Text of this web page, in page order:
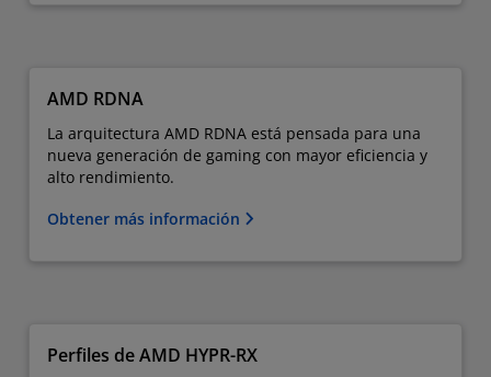
AMD RDNA
La arquitectura AMD RDNA está pensada para una
nueva generación de gaming con mayor eficiencia y
alto rendimiento.
Obtener más información
Perfiles de AMD HYPR-RX